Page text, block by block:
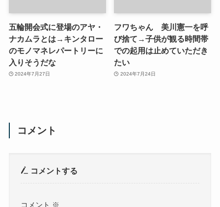
五輪開会式に登場のアヤ・
ナカムラとは→キンタロー
のモノマネレパートリーに
入りそうだな
2024年7月27日
フワちゃん 美川憲一を呼
び捨て→子供が観る時間帯
での起用は止めていただき
たい
2024年7月24日
コメント
コメントする
コメント ※